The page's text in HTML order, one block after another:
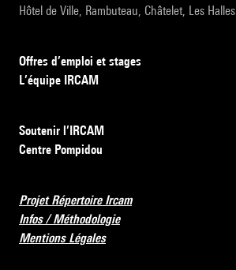
Hôtel de Ville, Rambuteau, Châtelet, Les Halles
Offres d’emploi et stages
L’équipe IRCAM
Soutenir l’IRCAM
Centre Pompidou
Projet Répertoire Ircam
Infos / Méthodologie
Mentions Légales